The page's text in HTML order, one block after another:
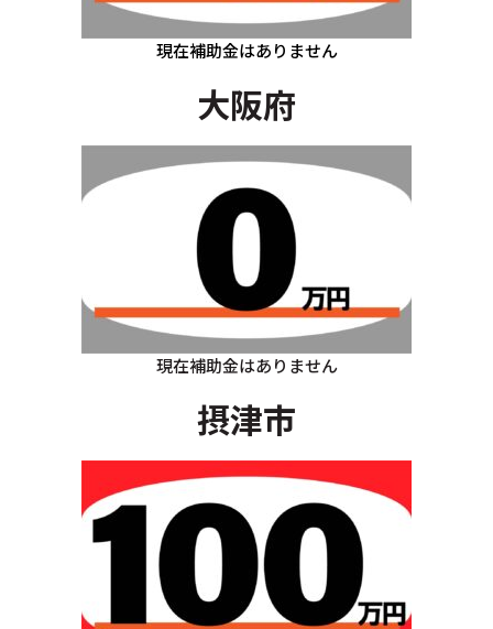
現在補助金はありません
大阪府
現在補助金はありません
摂津市